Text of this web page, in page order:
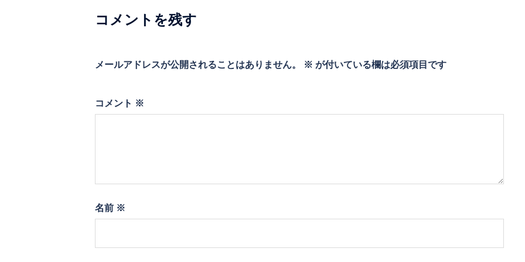
コメントを残す
メールアドレスが公開されることはありません。 ※ が付いている欄は必須項目です
コメント ※
名前 ※